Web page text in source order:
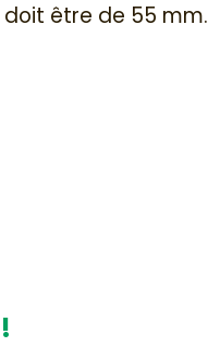
être de 55 mm.